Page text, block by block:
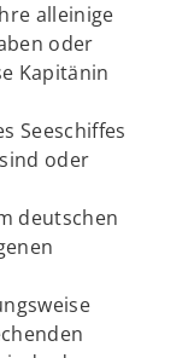
alleinige
oder
Kapitänin
Seeschiffes
oder
deutschen